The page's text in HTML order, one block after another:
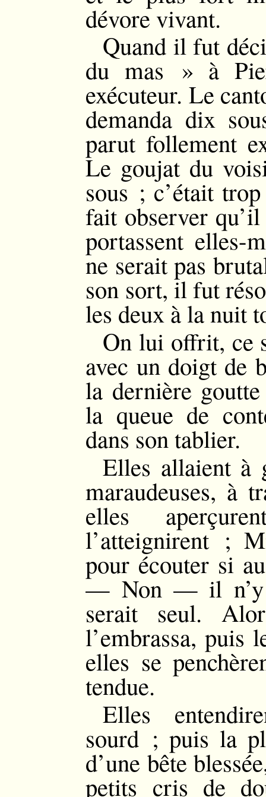
dévore vivant.
Quand il fut
du mas » à
exécuteur. Le
demanda dix
parut follement
Le goujat du
sous ; c’était
fait observer
portassent elles-
ne serait pas
son sort, il fut
les deux à la nuit
On lui offrit, ce
avec un doigt de
la dernière
la queue de
dans son tablier.
Elles allaient à
maraudeuses, à
elles
l’atteignirent ;
pour écouter si
— Non — il n’y
serait seul.
l’embrassa, puis
elles se
tendue.
Elles
sourd ; puis la
d’une bête
petits cris de